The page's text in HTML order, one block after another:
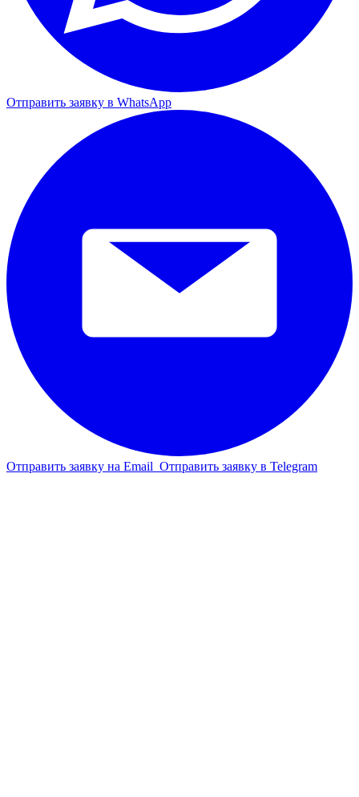
Отправить заявку в WhatsApp
Отправить заявку на Email Отправить заявку в Telegram